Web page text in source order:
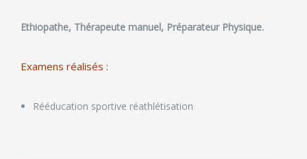
Ethiopathe, Thérapeute manuel, Préparateur Physique.
Examens réalisés :
Rééducation sportive réathlétisation